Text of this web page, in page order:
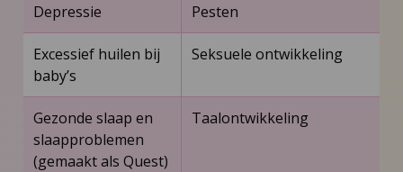
Depressie Pesten
Excessief huilen bij
baby’s
Seksuele ontwikkeling
Gezonde slaap en
slaapproblemen
(gemaakt als Quest)
Taalontwikkeling